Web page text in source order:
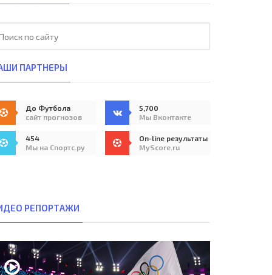
ПАРТНЕРЫ
До Футбола
сайт прогнозов
5,700
Мы Вконтакте
454
Мы на Спортс.ру
On-line результаты
MyScore.ru
РЕПОРТАЖИ